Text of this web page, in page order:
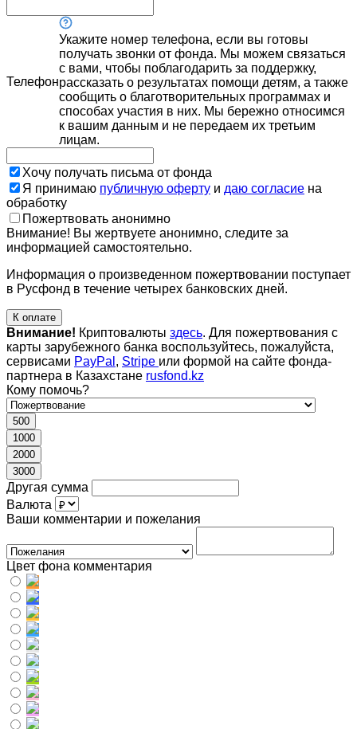
Телефон
Укажите номер телефона, если вы готовы
получать звонки от фонда. Мы можем связаться
с вами, чтобы поблагодарить за поддержку,
рассказать о результатах помощи детям, а также
сообщить о благотворительных программах и
способах участия в них. Мы бережно относимся
к вашим данным и не передаем их третьим
лицам.
Хочу получать письма от фонда
Я принимаю публичную оферту и даю согласие на
обработку
Пожертвовать анонимно
Внимание! Вы жертвуете анонимно, следите за
информацией самостоятельно.
Информация о произведенном пожертвовании поступает
в Русфонд в течение четырех банковских дней.
К оплате
Внимание! Криптовалюты здесь. Для пожертвования с
карты зарубежного банка воспользуйтесь, пожалуйста,
сервисами PayPal , Stripe или формой на сайте фонда-
партнера в Казахстане rusfond.kz
Кому помочь?
500
1000
2000
3000
Другая сумма
Валюта
Ваши комментарии и пожелания
Цвет фона комментария